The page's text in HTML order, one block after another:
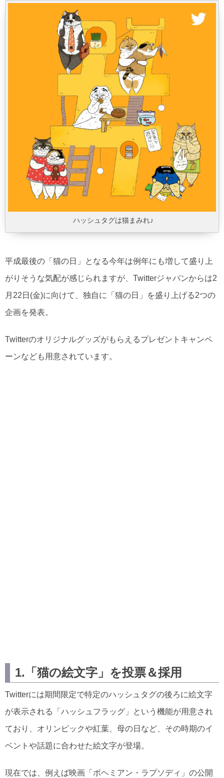
ハッシュタグは猫まみれ♪
平成最後の「猫の日」となる今年は例年にも増して盛り上
がりそうな気配が感じられますが、Twitterジャパンからは2
月22日(金)に向けて、独自に「猫の日」を盛り上げる2つの
企画を発表。
Twitterのオリジナルグッズがもらえるプレゼントキャンペ
ーンなども用意されています。
1.「猫の絵文字」を投票＆採用
Twitterには期間限定で特定のハッシュタグの後ろに絵文字
が表示される「ハッシュフラッグ」という機能が用意され
ており、オリンピックや紅葉、母の日など、その時期のイ
ベントや話題に合わせた絵文字が登場。
現在では、例えば映画「ボヘミアン・ラプソディ」の公開